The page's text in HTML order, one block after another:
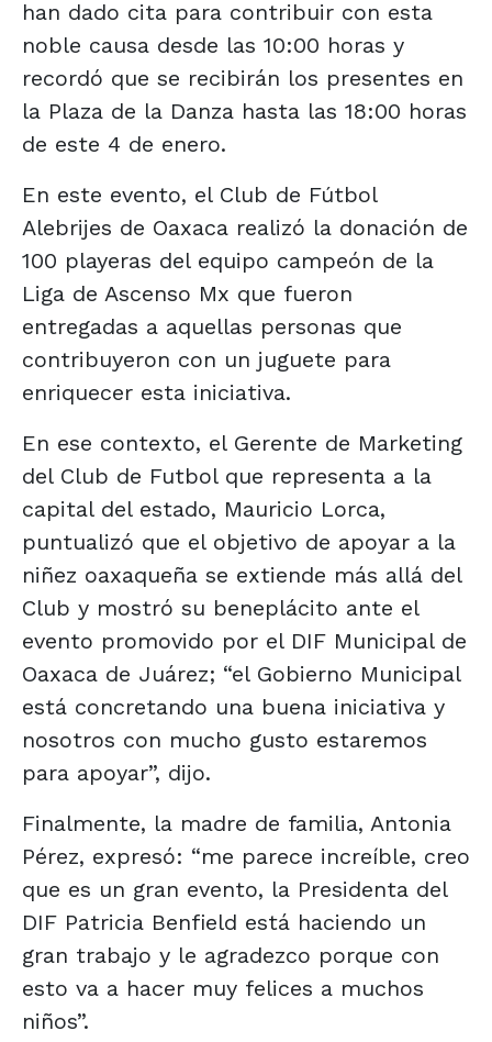
han dado cita para contribuir con esta
noble causa desde las 10:00 horas y
recordó que se recibirán los presentes en
la Plaza de la Danza hasta las 18:00 horas
de este 4 de enero.
En este evento, el Club de Fútbol
Alebrijes de Oaxaca realizó la donación de
100 playeras del equipo campeón de la
Liga de Ascenso Mx que fueron
entregadas a aquellas personas que
contribuyeron con un juguete para
enriquecer esta iniciativa.
En ese contexto, el Gerente de Marketing
del Club de Futbol que representa a la
capital del estado, Mauricio Lorca,
puntualizó que el objetivo de apoyar a la
niñez oaxaqueña se extiende más allá del
Club y mostró su beneplácito ante el
evento promovido por el DIF Municipal de
Oaxaca de Juárez; “el Gobierno Municipal
está concretando una buena iniciativa y
nosotros con mucho gusto estaremos
para apoyar”, dijo.
Finalmente, la madre de familia, Antonia
Pérez, expresó: “me parece increíble, creo
que es un gran evento, la Presidenta del
DIF Patricia Benfield está haciendo un
gran trabajo y le agradezco porque con
esto va a hacer muy felices a muchos
niños”.